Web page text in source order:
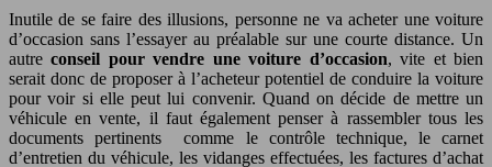
Inutile de se faire des illusions, personne ne va acheter une voiture
d’occasion sans l’essayer au préalable sur une courte distance. Un
autreconseil pour vendre une voiture d’occasion, vite et bien
serait donc de proposer à l’acheteur potentiel de conduire la voiture
pour voir si elle peut lui convenir. Quand on décide de mettre un
véhicule en vente, il faut également penser à rassembler tous les
documents pertinents comme le contrôle technique, le carnet
d’entretien du véhicule, les vidanges effectuées, les factures d’achat